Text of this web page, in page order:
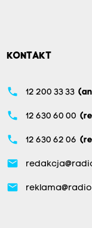
KONTAKT
phone 12 200 33 33
phone 12 630 60 00
phone 12 630 62 06
email
email